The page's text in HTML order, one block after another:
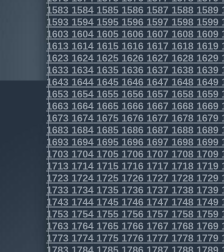
1583158415851586158715881589
1593159415951596159715981599
1603160416051606160716081609
1613161416151616161716181619
1623162416251626162716281629
1633163416351636163716381639
1643164416451646164716481649
1653165416551656165716581659
1663166416651666166716681669
1673167416751676167716781679
1683168416851686168716881689
1693169416951696169716981699
1703170417051706170717081709
1713171417151716171717181719
1723172417251726172717281729
1733173417351736173717381739
1743174417451746174717481749
1753175417551756175717581759
1763176417651766176717681769
1773177417751776177717781779